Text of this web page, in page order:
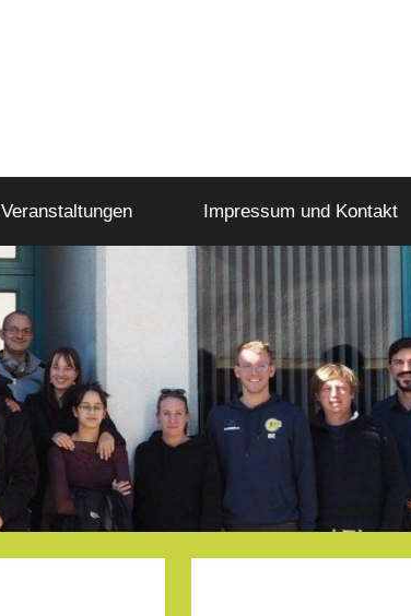
Veranstaltungen Impressum und Kontakt